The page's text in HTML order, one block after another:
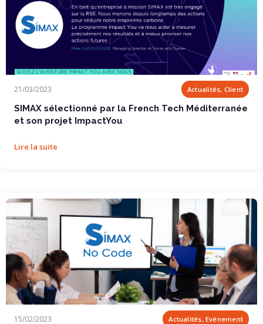
21/03/2023 Actualités, Client
SIMAX sélectionné par la French Tech Méditerranée
et son projet ImpactYou
Lire la suite
15/02/2023 Actualités, Evénement